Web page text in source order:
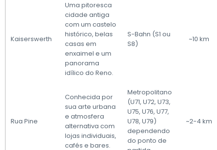
Kaiserswerth
Uma pitoresca
cidade antiga
com um castelo
histórico, belas
casas em
enxaimel e um
panorama
idílico do Reno.
S-Bahn (S1 ou
S8)
~10 km
Rua Pine
Conhecida por
sua arte urbana
e atmosfera
alternativa com
lojas individuais,
cafés e bares.
Metropolitano
(U71, U72, U73,
U75, U76, U77,
U78, U79)
dependendo
do ponto de
~2-4 km